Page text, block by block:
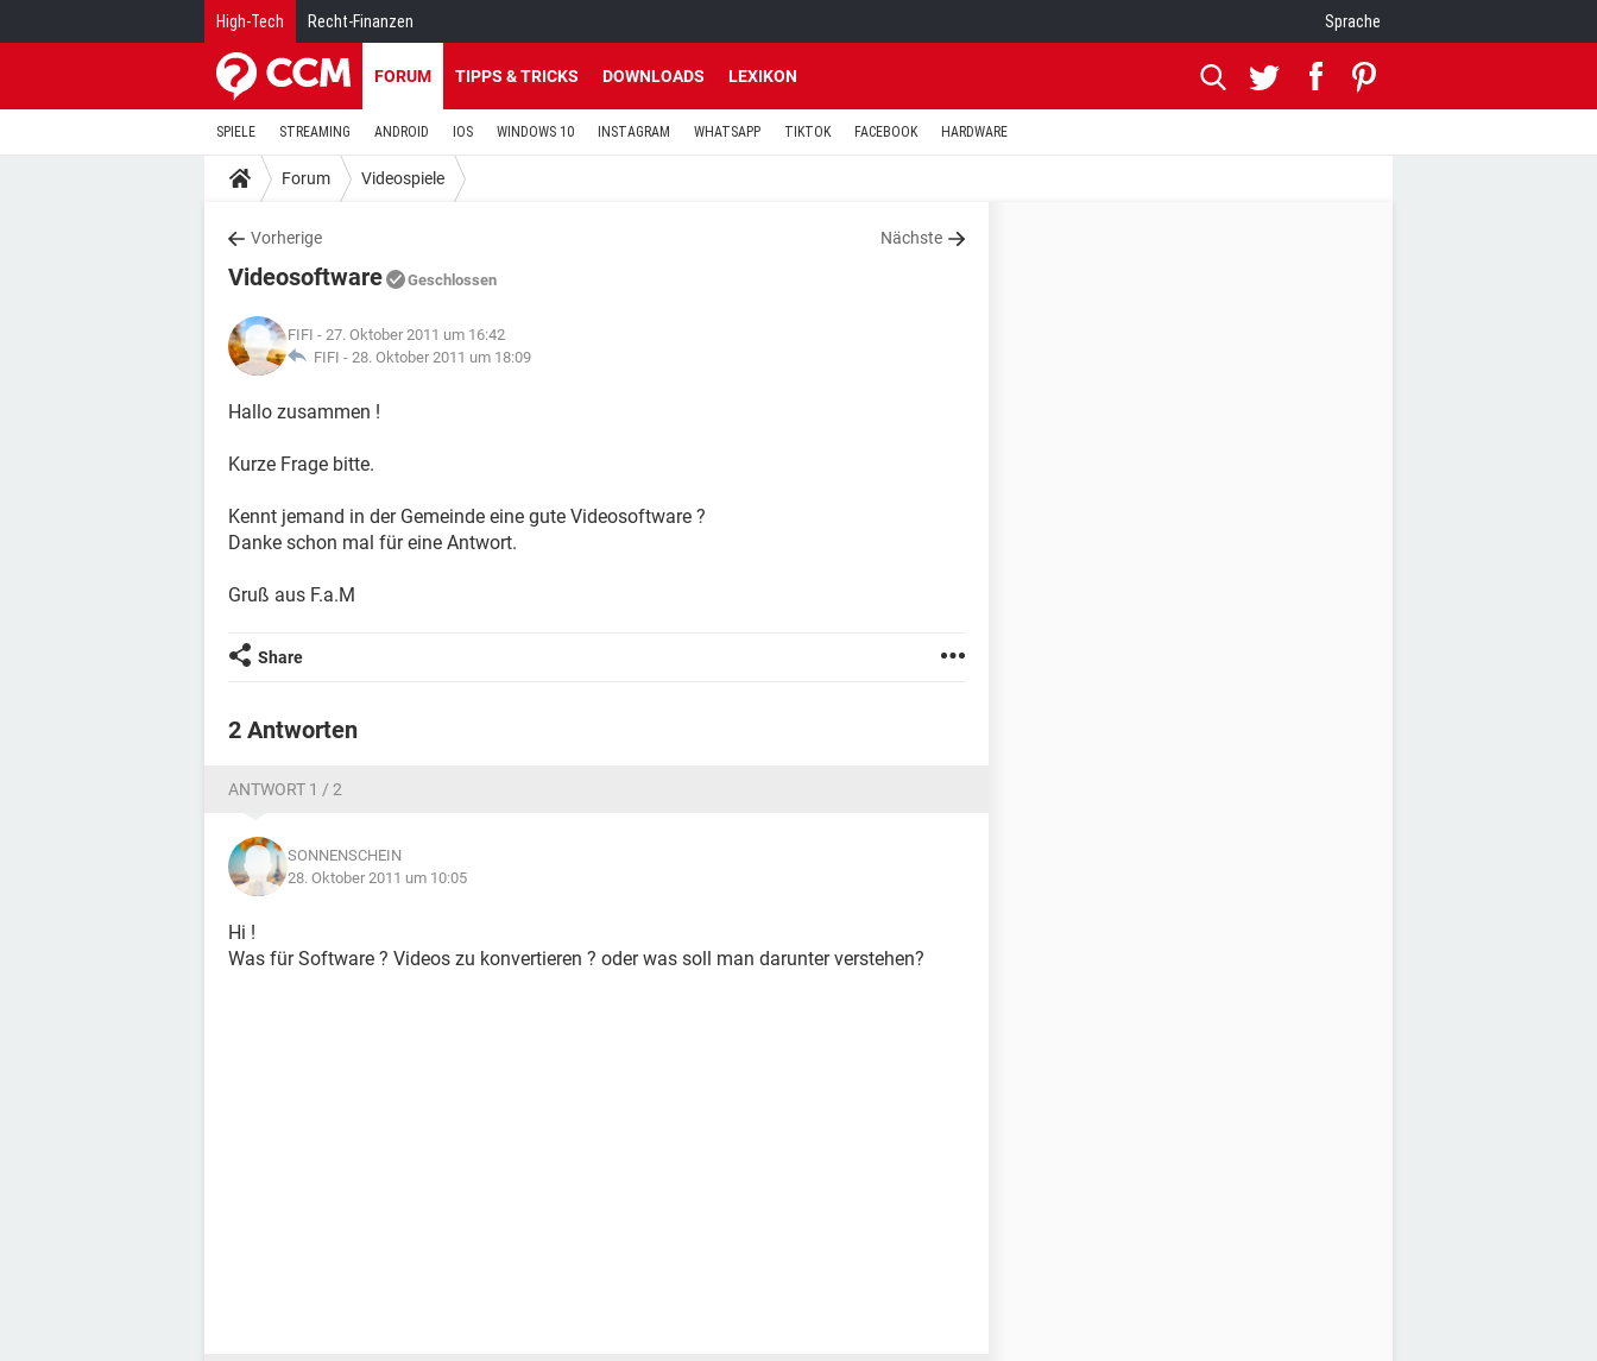
High-Tech Recht-Finanzen Sprache
FORUM TIPPS & TRICKS DOWNLOADS LEXIKON
SPIELE STREAMING ANDROID IOS WINDOWS 10 INSTAGRAM WHATSAPP TIKTOK FACEBOOK HARDWARE
Forum Videospiele
Vorherige Nächste
Videosoftware Geschlossen
FIFI - 27. Oktober 2011 um 16:42
FIFI - 28. Oktober 2011 um 18:09
Hallo zusammen !
Kurze Frage bitte.
Kennt jemand in der Gemeinde eine gute Videosoftware ?
Danke schon mal für eine Antwort.
Gruß aus F.a.M
Share
2 Antworten
ANTWORT 1 / 2
SONNENSCHEIN
28. Oktober 2011 um 10:05
Hi !
Was für Software ? Videos zu konvertieren ? oder was soll man darunter verstehen?